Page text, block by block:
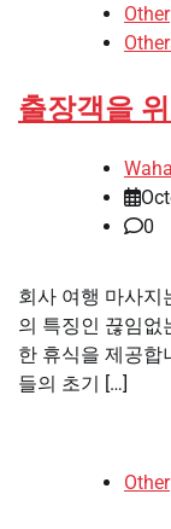
Other
출장객을
0
회사 여행 마사지
의 특징인 끊임없
한 휴식을 제공합
들의 초기 […]
Other